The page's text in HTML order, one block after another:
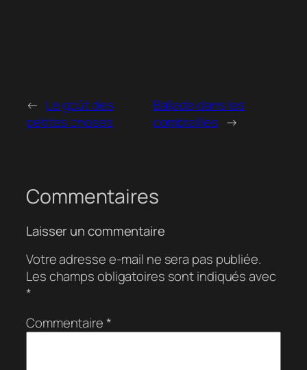
← Le goût des
petites choses
Ballade dans les
combrailles →
Commentaires
Laisser un commentaire
Votre adresse e-mail ne sera pas publiée.
Les champs obligatoires sont indiqués avec
*
Commentaire*